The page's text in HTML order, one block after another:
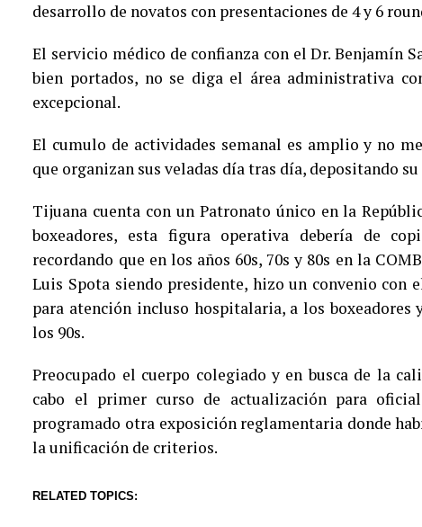
desarrollo de novatos con presentaciones de 4 y 6
El servicio médico de confianza con el Dr. Benjamín
bien portados, no se diga el área administrativa
excepcional.
El cumulo de actividades semanal es amplio y no
que organizan sus veladas día tras día, depositando
Tijuana cuenta con un Patronato único en la
boxeadores, esta figura operativa debería de
recordando que en los años 60s, 70s y 80s en la
Luis Spota siendo presidente, hizo un convenio con
para atención incluso hospitalaria, a los
los 90s.
Preocupado el cuerpo colegiado y en busca de la
cabo el primer curso de actualización para
programado otra exposición reglamentaria donde
la unificación de criterios.
RELATED TOPICS: